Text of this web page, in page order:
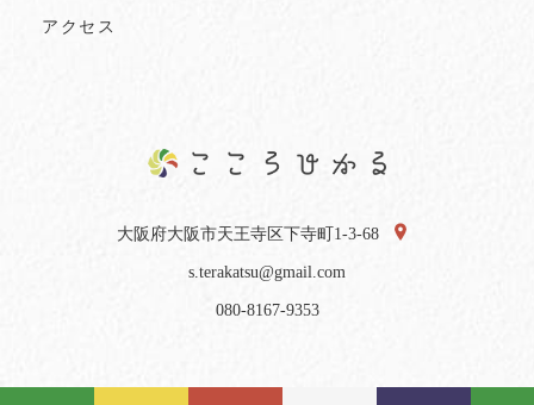
アクセス
大阪府大阪市天王寺区下寺町1-3-68
s.terakatsu@gmail.com
080-8167-9353